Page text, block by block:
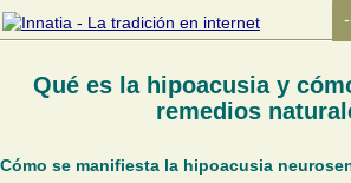
Qué es la hipoacusia y
remedios
Cómo se manifiesta la hipoacusia